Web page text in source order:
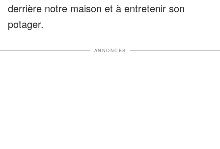
derrière notre maison et à entretenir son
potager.
ANNONCES